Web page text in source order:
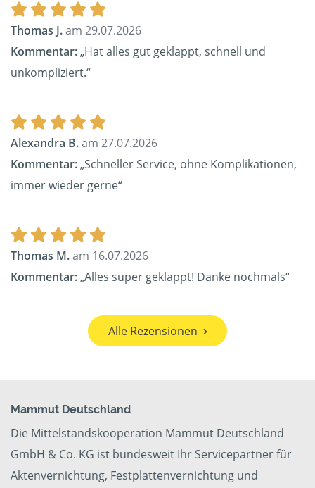
Thomas J.am 29.07.2026
Kommentar:„Hat alles gut geklappt, schnell und
unkompliziert.“
Alexandra B.am 27.07.2026
Kommentar:„Schneller Service, ohne Komplikationen,
immer wieder gerne“
Thomas M.am 16.07.2026
Kommentar:„Alles super geklappt! Danke nochmals“
Alle Rezensionen
Mammut Deutschland
Die Mittelstandskooperation Mammut Deutschland
GmbH & Co. KG ist bundesweit Ihr Servicepartner für
Aktenvernichtung, Festplattenvernichtung und